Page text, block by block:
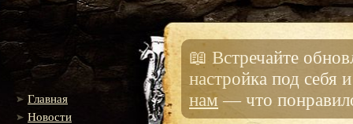
Главная
Новости
📖 Встречайте
настройка под себя
нам — что